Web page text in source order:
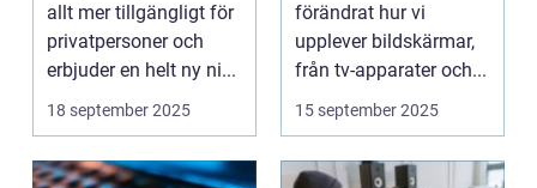
allt mer tillgängligt för
privatpersoner och
erbjuder en helt ny ni...
18 september 2025
förändrat hur vi
upplever bildskärmar,
från tv-apparater och...
15 september 2025